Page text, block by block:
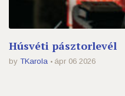
Húsvéti pásztorlevél
by TKarola ápr 06 2026